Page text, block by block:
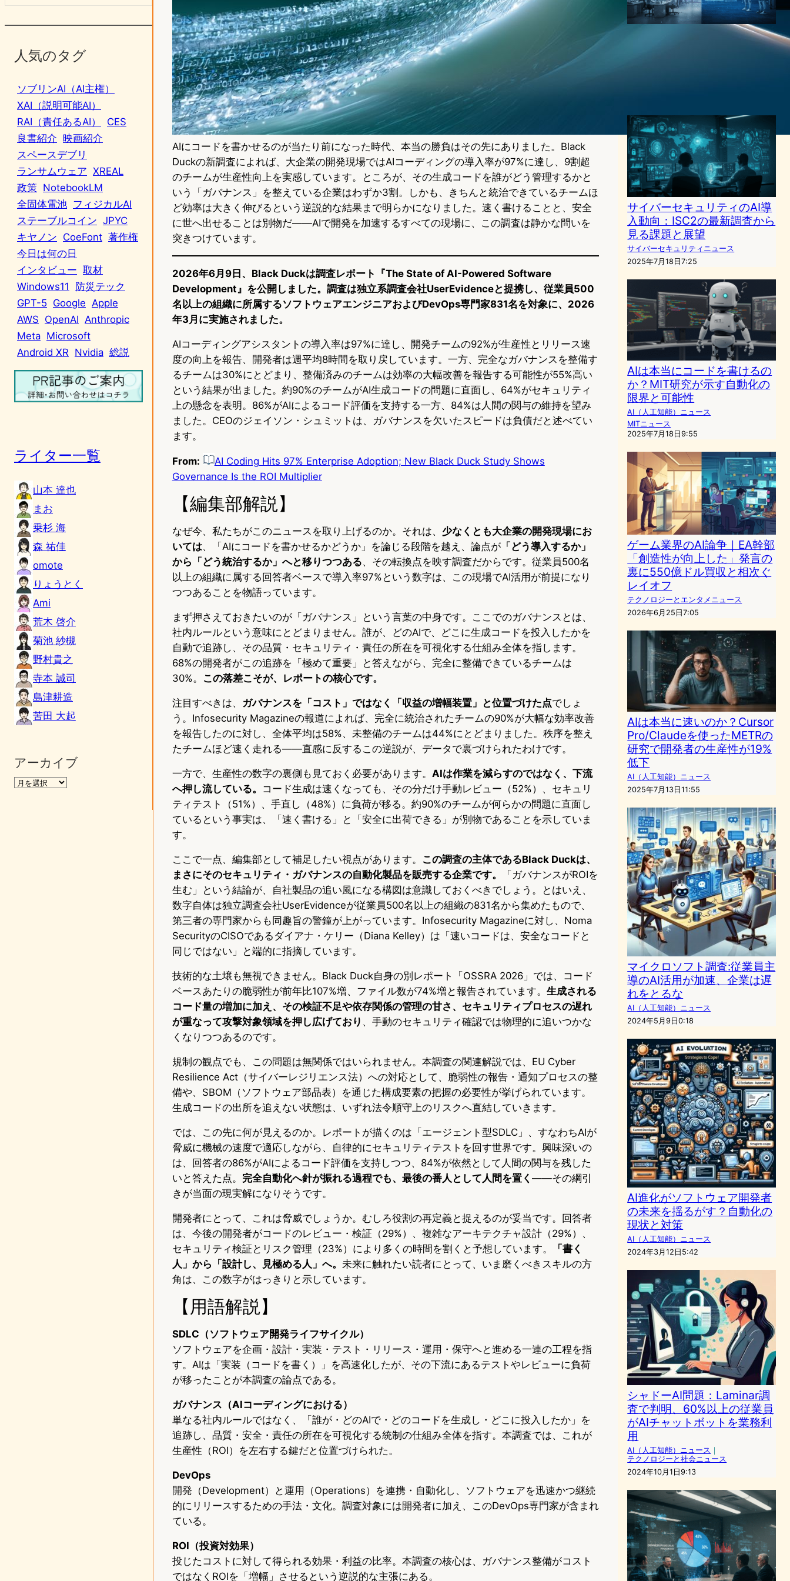
人気のタグ
ソブリンAI（AI主権）
XAI（説明可能AI）
RAI（責任あるAI）
CES
良書紹介 映画紹介
スペースデブリ
ランサムウェア XREAL
政策 NotebookLM
全固体電池 フィジカルAI
ステーブルコイン JPYC
キヤノン CoeFont 著作権
今日は何の日
インタビュー 取材
Windows11
防災テック
GPT-5 Google Apple
AWS OpenAI Anthropic
Meta Microsoft
Android XR Nvidia 総説
ライター一覧
山本 達也
まお
乗杉 海
森 祐佳
omote
りょうとく
Ami
荒木 啓介
菊池 紗槻
野村貴之
寺本 誠司
島津耕造
苦田 大起
アーカイブ
AIにコードを書かせるのが当たり前になった時代、本当の勝負はその先にありました。Black
Duckの新調査によれば、大企業の開発現場ではAIコーディングの導入率が97%に達し、9割超
のチームが生産性向上を実感しています。ところが、その生成コードを誰がどう管理するかと
いう「ガバナンス」を整えている企業はわずか3割。しかも、きちんと統治できているチームほ
ど効率は大きく伸びるという逆説的な結果まで明らかになりました。速く書けることと、安全
に世へ出せることは別物だ——AIで開発を加速するすべての現場に、この調査は静かな問いを
突きつけています。
2026年6月9日、Black Duckは調査レポート『The State of AI-Powered Software
Development』を公開しました。調査は独立系調査会社UserEvidenceと提携し、従業員500
名以上の組織に所属するソフトウェアエンジニアおよびDevOps専門家831名を対象に、2026
年3月に実施されました。
AIコーディングアシスタントの導入率は97%に達し、開発チームの92%が生産性とリリース速
度の向上を報告、開発者は週平均8時間を取り戻しています。一方、完全なガバナンスを整備す
るチームは30%にとどまり、整備済みのチームは効率の大幅改善を報告する可能性が55%高い
という結果が出ました。約90%のチームがAI生成コードの問題に直面し、64%がセキュリティ
上の懸念を表明。86%がAIによるコード評価を支持する一方、84%は人間の関与の維持を望み
ました。CEOのジェイソン・シュミットは、ガバナンスを欠いたスピードは負債だと述べてい
ます。
From:
AI Coding Hits 97% Enterprise Adoption; New Black Duck Study Shows
Governance Is the ROI Multiplier
【編集部解説】
なぜ今、私たちがこのニュースを取り上げるのか。それは、 少なくとも大企業の開発現場にお
いては、「AIにコードを書かせるかどうか」を論じる段階を越え、論点が「どう導入するか」
から「どう統治するか」へと移りつつある、その転換点を映す調査だからです。従業員500名
以上の組織に属する回答者ベースで導入率97%という数字は、この現場でAI活用が前提になり
つつあることを物語っています。
まず押さえておきたいのが「ガバナンス」という言葉の中身です。ここでのガバナンスとは、
社内ルールという意味にとどまりません。誰が、どのAIで、どこに生成コードを投入したかを
自動で追跡し、その品質・セキュリティ・責任の所在を可視化する仕組み全体を指します。
68%の開発者がこの追跡を「極めて重要」と答えながら、完全に整備できているチームは
30%。
この落差こそが、レポートの核心です。
注目すべきは、 ガバナンスを「コスト」ではなく「収益の増幅装置」と位置づけた点でしょ
う。Infosecurity Magazineの報道によれば、完全に統治されたチームの90%が大幅な効率改善
を報告したのに対し、全体平均は58%、未整備のチームは44%にとどまりました。秩序を整え
たチームほど速く走れる——直感に反するこの逆説が、データで裏づけられたわけです。
一方で、生産性の数字の裏側も見ておく必要があります。 AIは作業を減らすのではなく、下流
へ押し流している。
コード生成は速くなっても、その分だけ手動レビュー（52%）、セキュリ
ティテスト（51%）、手直し（48%）に負荷が移る。約90%のチームが何らかの問題に直面し
ているという事実は、「速く書ける」と「安全に出荷できる」が別物であることを示していま
す。
ここで一点、編集部として補足したい視点があります。
この調査の主体であるBlack Duckは、
まさにそのセキュリティ・ガバナンスの自動化製品を販売する企業です。
「ガバナンスがROIを
生む」という結論が、自社製品の追い風になる構図は意識しておくべきでしょう。とはいえ、
数字自体は独立調査会社UserEvidenceが従業員500名以上の組織の831名から集めたもので、
第三者の専門家からも同趣旨の警鐘が上がっています。Infosecurity Magazineに対し、Noma
SecurityのCISOであるダイアナ・ケリー（Diana Kelley）は「速いコードは、安全なコードと
同じではない」と端的に指摘しています。
技術的な土壌も無視できません。Black Duck自身の別レポート「OSSRA 2026」では、コード
ベースあたりの脆弱性が前年比107%増、ファイル数が74%増と報告されています。 生成される
コード量の増加に加え、その検証不足や依存関係の管理の甘さ、セキュリティプロセスの遅れ
が重なって攻撃対象領域を押し広げており 、手動のセキュリティ確認では物理的に追いつかな
くなりつつあるのです。
規制の観点でも、この問題は無関係ではいられません。本調査の関連解説では、EU Cyber
Resilience Act（サイバーレジリエンス法）への対応として、脆弱性の報告・通知プロセスの整
備や、SBOM（ソフトウェア部品表）を通じた構成要素の把握の必要性が挙げられています。
生成コードの出所を追えない状態は、いずれ法令順守上のリスクへ直結していきます。
では、この先に何が見えるのか。レポートが描くのは「エージェント型SDLC」、すなわちAIが
脅威に機械の速度で適応しながら、自律的にセキュリティテストを回す世界です。興味深いの
は、回答者の86%がAIによるコード評価を支持しつつ、84%が依然として人間の関与を残した
いと答えた点。 完全自動化へ針が振れる過程でも、最後の番人として人間を置く ——その綱引
きが当面の現実解になりそうです。
開発者にとって、これは脅威でしょうか。むしろ役割の再定義と捉えるのが妥当です。回答者
は、今後の開発者がコードのレビュー・検証（29%）、複雑なアーキテクチャ設計（29%）、
セキュリティ検証とリスク管理（23%）により多くの時間を割くと予想しています。
「書く
人」から「設計し、見極める人」へ。 未来に触れたい読者にとって、いま磨くべきスキルの方
角は、この数字がはっきりと示しています。
【用語解説】
SDLC（ソフトウェア開発ライフサイクル）
ソフトウェアを企画・設計・実装・テスト・リリース・運用・保守へと進める一連の工程を指
す。AIは「実装（コードを書く）」を高速化したが、その下流にあるテストやレビューに負荷
が移ったことが本調査の論点である。
ガバナンス（AIコーディングにおける）
単なる社内ルールではなく、「誰が・どのAIで・どのコードを生成し・どこに投入したか」を
追跡し、品質・安全・責任の所在を可視化する統制の仕組み全体を指す。本調査では、これが
生産性（ROI）を左右する鍵だと位置づけられた。
DevOps
開発（Development）と運用（Operations）を連携・自動化し、ソフトウェアを迅速かつ継続
的にリリースするための手法・文化。調査対象には開発者に加え、このDevOps専門家が含まれ
ている。
ROI（投資対効果）
投じたコストに対して得られる効果・利益の比率。本調査の核心は、ガバナンス整備がコスト
ではなくROIを「増幅」させるという逆説的な主張にある。
「AIが仕事を奪いにくる」パ
ウエル議長発言、米テック企
サイバーセキュリティのAI導
入動向：ISC2の最新調査から
見る課題と展望
サイバーセキュリティニュース
2025年7月18日7:25
AIは本当にコードを書けるの
か？MIT研究が示す自動化の
限界と可能性
AI（人工知能）ニュース
MITニュース
2025年7月18日9:55
ゲーム業界のAI論争｜EA幹部
「創造性が向上した」発言の
裏に550億ドル買収と相次ぐ
レイオフ
テクノロジーとエンタメニュース
2026年6月25日7:05
AIは本当に速いのか？Cursor
Pro/Claudeを使ったMETRの
研究で開発者の生産性が19%
低下
AI（人工知能）ニュース
2025年7月13日11:55
マイクロソフト調査:従業員主
導のAI活用が加速、企業は遅
れをとるな
AI（人工知能）ニュース
2024年5月9日0:18
AI進化がソフトウェア開発者
の未来を揺るがす？自動化の
現状と対策
AI（人工知能）ニュース
2024年3月12日5:42
シャドーAI問題：Laminar調
査で判明、60%以上の従業員
がAIチャットボットを業務利
用
AI（人工知能）ニュース ｜
テクノロジーと社会ニュース
2024年10月1日9:13